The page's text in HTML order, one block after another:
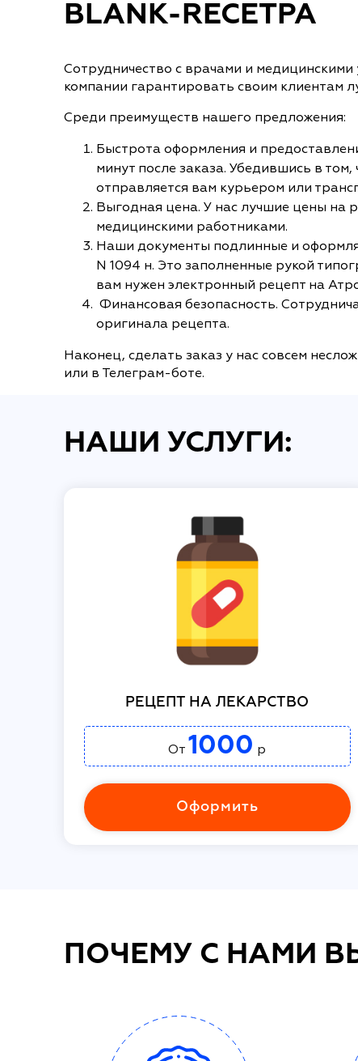
BLANK-RECETPA
Сотрудничество с врачами и
компании гарантировать своим клиентам
Среди преимуществ нашего предложения:
Быстрота оформления и
минут после заказа. Убедившись в
отправляется вам курьером или
Выгодная цена. У нас лучшие цены на
медицинскими работниками.
Наши документы подлинные и
N 1094 н. Это заполненные рукой
вам нужен электронный рецепт на
Финансовая безопасность.
оригинала рецепта.
Наконец, сделать заказ у нас совсем
или в Телеграм-боте.
НАШИ УСЛУГИ:
РЕЦЕПТ НА ЛЕКАРСТВО
От 1000 р
Оформить
ПОЧЕМУ С НАМИ